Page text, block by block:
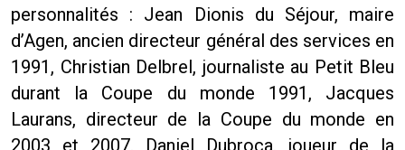
personnalités : Jean Dionis du Séjour, maire
d’Agen, ancien directeur général des services en
1991, Christian Delbrel, journaliste au Petit Bleu
durant la Coupe du monde 1991, Jacques
Laurans, directeur de la Coupe du monde en
2003 et 2007, Daniel Dubroca, joueur de la